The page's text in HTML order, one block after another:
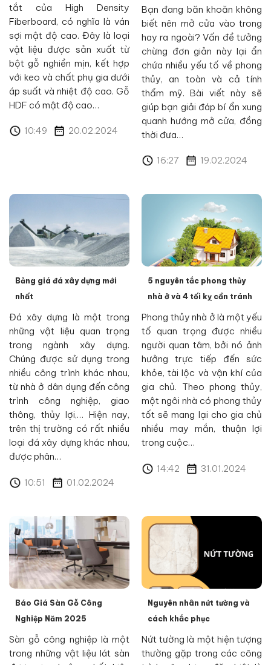
tắt của High Density
Fiberboard, có nghĩa là ván
sợi mật độ cao. Đây là loại
vật liệu được sản xuất từ
bột gỗ nghiền mịn, kết hợp
với keo và chất phụ gia dưới
áp suất và nhiệt độ cao. Gỗ
HDF có mật độ cao…
10:49 20.02.2024
Bạn đang băn khoăn không
biết nên mở cửa vào trong
hay ra ngoài? Vấn đề tưởng
chừng đơn giản này lại ẩn
chứa nhiều yếu tố về phong
thủy, an toàn và cả tính
thẩm mỹ. Bài viết này sẽ
giúp bạn giải đáp bí ẩn xung
quanh hướng mở cửa, đồng
thời đưa…
16:27 19.02.2024
Bảng giá đá xây dựng mới
nhất
Đá xây dựng là một trong
những vật liệu quan trọng
trong ngành xây dựng.
Chúng được sử dụng trong
nhiều công trình khác nhau,
từ nhà ở dân dụng đến công
trình công nghiệp, giao
thông, thủy lợi,… Hiện nay,
trên thị trường có rất nhiều
loại đá xây dựng khác nhau,
được phân…
10:51 01.02.2024
5 nguyên tắc phong thủy
nhà ở và 4 tối kỵ cần tránh
Phong thủy nhà ở là một yếu
tố quan trọng được nhiều
người quan tâm, bởi nó ảnh
hưởng trực tiếp đến sức
khỏe, tài lộc và vận khí của
gia chủ. Theo phong thủy,
một ngôi nhà có phong thủy
tốt sẽ mang lại cho gia chủ
nhiều may mắn, thuận lợi
trong cuộc…
14:42 31.01.2024
Báo Giá Sàn Gỗ Công
Nghiệp Năm 2025
Sàn gỗ công nghiệp là một
trong những vật liệu lát sàn
Nguyên nhân nứt tường và
cách khắc phục
Nứt tường là một hiện tượng
thường gặp trong các công